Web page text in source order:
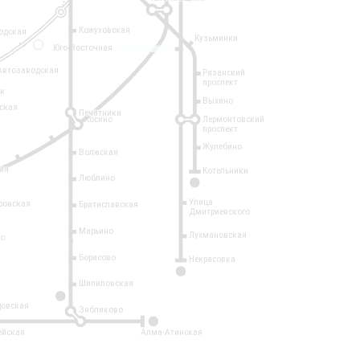
2
14
Кузьминки
Рязанский
проспект
Выхино
Лермонтовский
проспект
Жулебино
Котельники
Кожуховская
Печатники
Волжская
Люблино
Братиславская
Марьино
Борисово
Шипиловская
Зябликово
Алма-Атинская
Улица
Дмитриевского
Лухмановская
Некрасовка
Косино
Юго-Восточная